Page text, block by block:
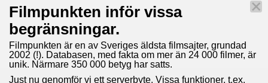
Filmpunkten inför vissa
begränsningar.
Filmpunkten är en av Sveriges äldsta filmsajter, grundad
2002 (!). Databasen, med fakta om mer än 24 000 filmer, är
unik. Närmare 350 000 betyg har satts.
Just nu genomför vi ett serverbyte. Vissa funktioner, t.ex.